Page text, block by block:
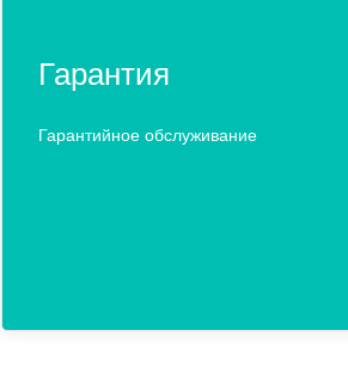
Гарантия
Гарантийное обслуживание